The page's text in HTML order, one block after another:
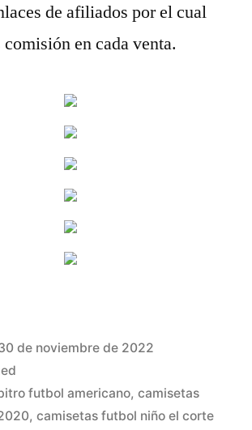
de afiliados por el cual
en cada venta.
de noviembre de 2022
futbol americano, camisetas
, camisetas futbol niño el corte